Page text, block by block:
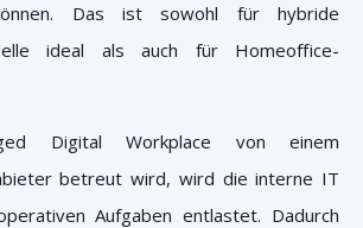
Das ist sowohl für hybride
ideal als auch für Homeoffice-
Digital Workplace von einem
betreut wird, wird die interne IT
Aufgaben entlastet. Dadurch